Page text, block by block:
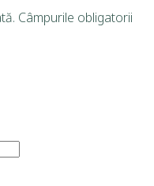
Câmpurile obligatorii